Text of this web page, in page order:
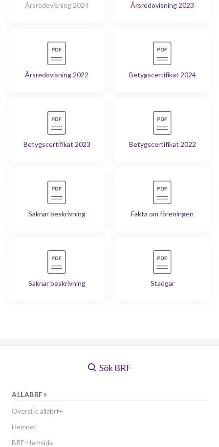
Årsredovisning 2024 Årsredovisning 2023
Årsredovisning 2022 Betygscertifikat 2024
Betygscertifikat 2023 Betygscertifikat 2022
Saknar beskrivning Fakta om föreningen
Saknar beskrivning Stadgar
Sök BRF
ALLABRF+
Översikt allabrf+
Hemnet
BRF-Hemsida